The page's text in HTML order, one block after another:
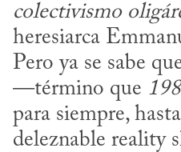
colectivismo
heresiarca
Pero ya se sabe
—término que
para siempre,
deleznable reality